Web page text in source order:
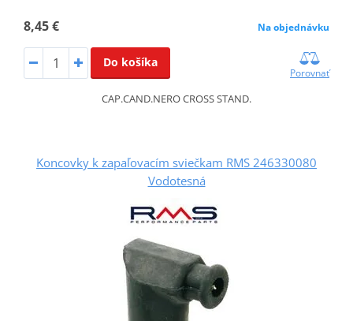
8,45 € Na objednávku
Do košíka
Porovnať
CAP.CAND.NERO CROSS STAND.
Koncovky k zapaľovacím sviečkam RMS 246330080
Vodotesná